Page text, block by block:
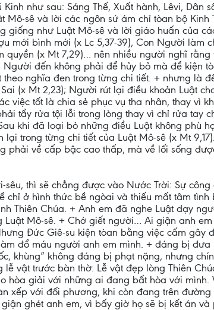
như sau: Sáng Thế, Xuất hành, Lêvi, Dân
sê và lời các ngôn sứ ám chỉ tòan bộ Kinh
như Luật Mô-sê và lời giáo huấn của
mới bình mới (x Lc 5,37-39), Con Người làm
(x Mt 7,29)… nên nhiều người nghĩ
đến không phải để hủy bỏ mà để kiện
nghĩa đen trong từng chi tiết. + nhưng là
(x Mt 2,23); Người rút lại điều khoản Luật
việc tốt là chia sẻ phục vụ tha nhân, thay vì
tẩy rửa tội lỗi trong lòng thay vì chỉ rửa tay
khi đã loại bỏ những điều Luật không phù
trong từng chi tiết của Luật Mô-sê (x Mt
phải về cấp bậc cao thấp, mà về lối sống
thì sẽ chẳng được vào Nước Trời: Sự công
ở hình thức bề ngòai và thiếu mất tâm tình
Thiên Chúa. + Anh em đã nghe Luật dạy
Mô-sê. + Chớ giết người… Ai giận anh
Đức Giê-su kiện tòan bằng việc cấm gây
đổ máu người anh em mình. + đáng bị đưa
khùng” không đáng bị phạt nặng, nhưng
vật trước bàn thờ: Lễ vật đẹp lòng Thiên
hòa giải với những ai đang bất hòa với mình.
xếp với đối phương, khi còn đang trên
ghét anh em, vì bấy giờ họ sẽ bị kết án và